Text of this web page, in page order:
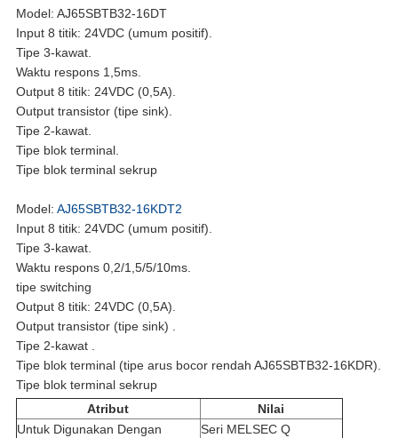
Model: AJ65SBTB32-16DT
Input 8 titik: 24VDC (umum positif).
Tipe 3-kawat.
Waktu respons 1,5ms.
Output 8 titik: 24VDC (0,5A).
Output transistor (tipe sink).
Tipe 2-kawat.
Tipe blok terminal.
Tipe blok terminal sekrup
Model: AJ65SBTB32-16KDT2
Input 8 titik: 24VDC (umum positif).
Tipe 3-kawat.
Waktu respons 0,2/1,5/5/10ms.
tipe switching
Output 8 titik: 24VDC (0,5A).
Output transistor (tipe sink) .
Tipe 2-kawat .
Tipe blok terminal (tipe arus bocor rendah AJ65SBTB32-16KDR).
Tipe blok terminal sekrup
Atribut
Nilai
Untuk Digunakan Dengan
Seri MELSEC Q